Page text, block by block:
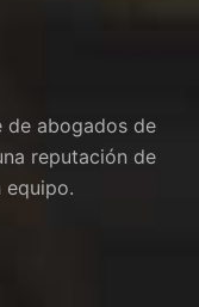
de abogados de
reputación de
equipo.